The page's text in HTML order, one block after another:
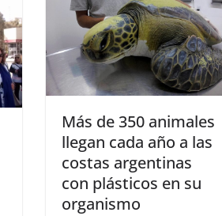
Más de 350 animales
llegan cada año a las
costas argentinas
con plásticos en su
organismo